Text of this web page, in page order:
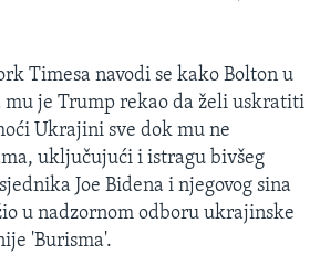
Timesa navodi se kako Bolton u
mu je Trump rekao da želi uskratiti
Ukrajini sve dok mu ne
uključujući i istragu bivšeg
Joe Bidena i njegovog sina
u nadzornom odboru ukrajinske
'Burisma'.